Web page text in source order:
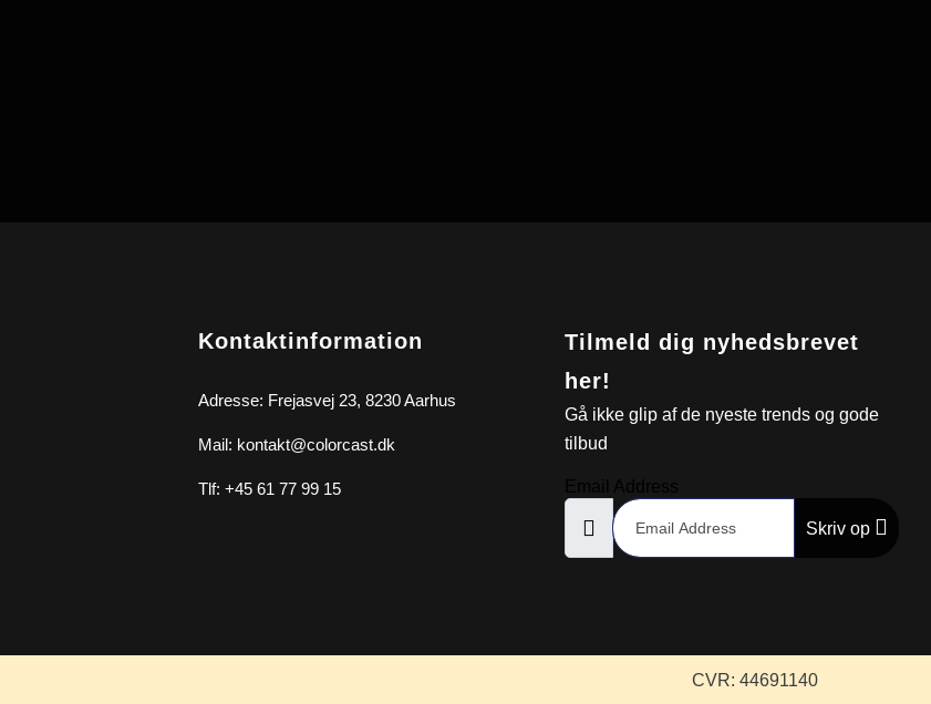
Kontaktinformation
Adresse: Frejasvej 23, 8230 Aarhus
Mail: kontakt@colorcast.dk
Tlf: +45 61 77 99 15
Gå ikke glip af de nyeste trends og gode
tilbud
Tilmeld dig nyhedsbrevet
her!
Skriv op
CVR: 44691140